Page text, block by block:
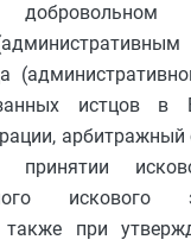
истцов в
арбитражный
принятии
также при